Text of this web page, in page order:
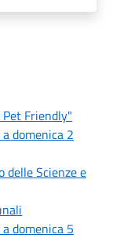
Friendly"
domenica 2
delle Scienze e
domenica 5